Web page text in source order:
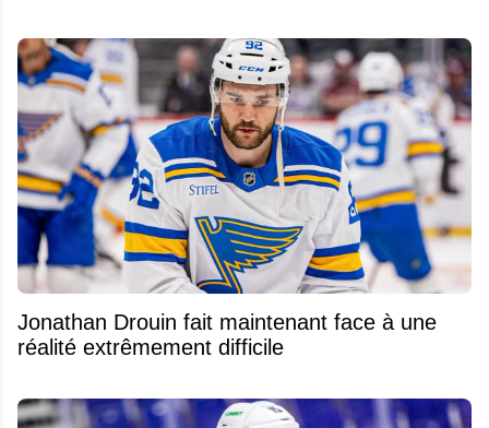
Jonathan Drouin fait maintenant face à une
réalité extrêmement difficile